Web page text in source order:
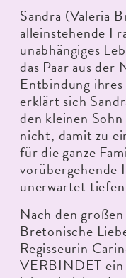
Sandra (Valeria
alleinstehende
unabhängiges
das Paar aus der
Entbindung ihres
erklärt sich
den kleinen
nicht, damit zu
für die ganze
vorübergehende
unerwartet
Nach den
Bretonische
Regisseurin
VERBINDET ein